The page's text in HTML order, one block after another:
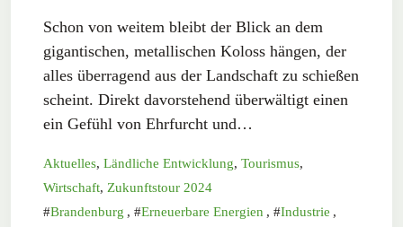
Schon von weitem bleibt der Blick an dem
gigantischen, metallischen Koloss hängen, der
alles überragend aus der Landschaft zu schießen
scheint. Direkt davorstehend überwältigt einen
ein Gefühl von Ehrfurcht und…
Aktuelles, Ländliche Entwicklung, Tourismus,
Wirtschaft, Zukunftstour 2024
Brandenburg , Erneuerbare Energien , Industrie ,